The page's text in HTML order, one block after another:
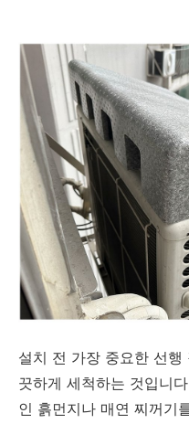
설치 전 가장 중요한 선
끗하게 세척하는 것입니
인 흙먼지나 매연 찌꺼기